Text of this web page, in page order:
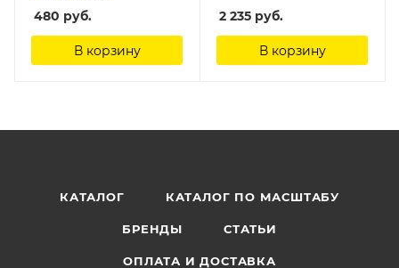
480 руб.
В корзину
2 235 руб.
В корзину
КАТАЛОГ КАТАЛОГ ПО МАСШТАБУ
БРЕНДЫ СТАТЬИ
ОПЛАТА И ДОСТАВКА